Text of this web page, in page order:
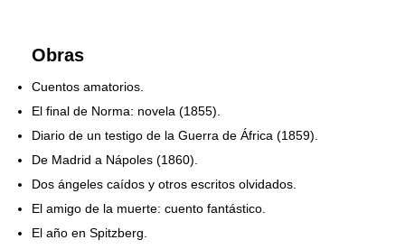
Obras
Cuentos amatorios.
El final de Norma: novela (1855).
Diario de un testigo de la Guerra de África (1859).
De Madrid a Nápoles (1860).
Dos ángeles caídos y otros escritos olvidados.
El amigo de la muerte: cuento fantástico.
El año en Spitzberg.